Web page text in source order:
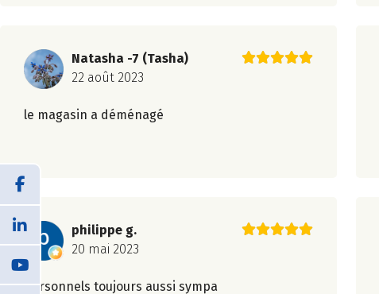
Natasha -7 (Tasha)
22 août 2023
le magasin a déménagé
philippe g.
20 mai 2023
Personnels toujours aussi sympa